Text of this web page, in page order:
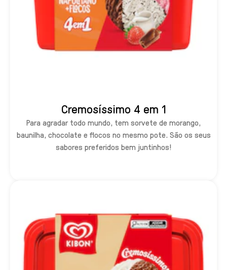
Cremosíssimo 4 em 1
Para agradar todo mundo, tem sorvete de morango,
baunilha, chocolate e flocos no mesmo pote. São os seus
sabores preferidos bem juntinhos!